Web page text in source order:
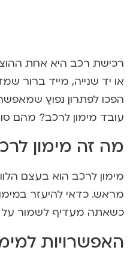
רכישת רכב היא אחת
או יד שנייה, מייד ברור
הפכו לפתרון נפוץ
עובד מימון לרכב? מהם
מה זה מימון
מימון לרכב הוא בעצם
מראש. כדאי להיעזר
כשאתה מעדיף לשמור על
האפשרויות